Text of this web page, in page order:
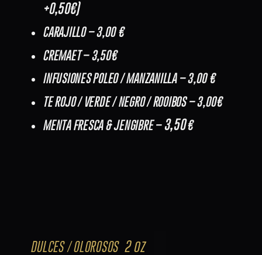
+0,50€)
CARAJILLO – 3,00 €
CREMAET – 3,50€
INFUSIONES POLEO / MANZANILLA – 3,00 €
TE ROJO / VERDE / NEGRO / ROOIBOS – 3,00€
MENTA FRESCA & JENGIBRE –3,50€
DULCES / OLOROSOS 2 oz